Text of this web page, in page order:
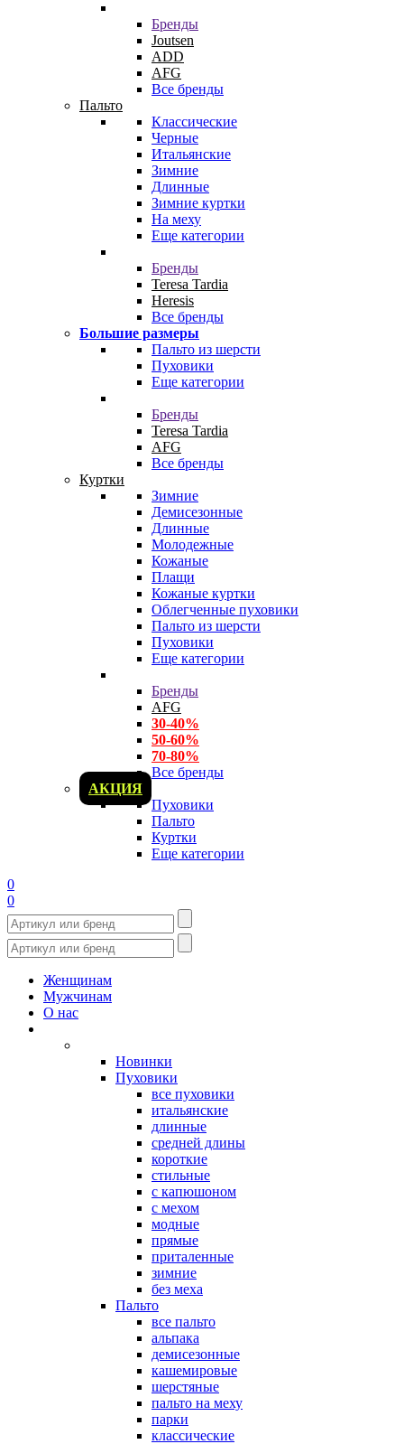
Бренды
Joutsen
ADD
AFG
Все бренды
Пальто
Классические
Черные
Итальянские
Зимние
Длинные
Зимние куртки
На меху
Еще категории
Бренды
Teresa Tardia
Heresis
Все бренды
Большие размеры
Пальто из шерсти
Пуховики
Еще категории
Бренды
Teresa Tardia
AFG
Все бренды
Куртки
Зимние
Демисезонные
Длинные
Молодежные
Кожаные
Плащи
Кожаные куртки
Облегченные пуховики
Пальто из шерсти
Пуховики
Еще категории
Бренды
AFG
30-40%
50-60%
70-80%
Все бренды
АКЦИЯ
Пуховики
Пальто
Куртки
Еще категории
0
0
Женщинам
Мужчинам
О нас
Новинки
Пуховики
все пуховики
итальянские
длинные
средней длины
короткие
стильные
с капюшоном
с мехом
модные
прямые
приталенные
зимние
без меха
Пальто
все пальто
альпака
демисезонные
кашемировые
шерстяные
пальто на меху
парки
классические